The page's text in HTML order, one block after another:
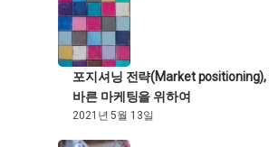
포지셔닝 전략(Market positioning),
바른 마케팅을 위하여
2021년 5월 13일